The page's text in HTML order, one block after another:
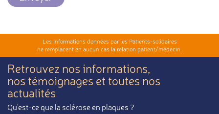
Les informations données par les Patients-solidaires
ne remplacent en aucun cas la relation patient/médecin.
Retrouvez nos informations,
nos témoignages et toutes nos
actualités
Qu'est-ce que la sclérose en plaques ?